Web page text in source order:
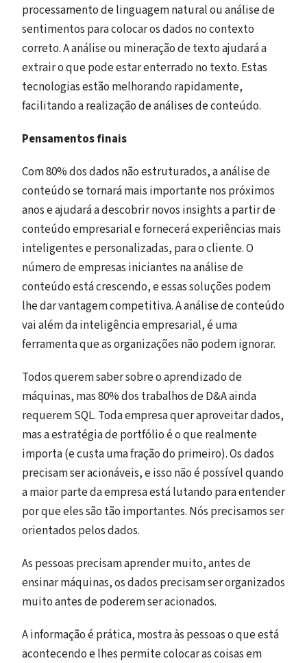
processamento de linguagem natural ou análise de
sentimentos para colocar os dados no contexto
correto. A análise ou mineração de texto ajudará a
extrair o que pode estar enterrado no texto. Estas
tecnologias estão melhorando rapidamente,
facilitando a realização de análises de conteúdo.
Pensamentos finais
Com 80% dos dados não estruturados, a análise de
conteúdo se tornará mais importante nos próximos
anos e ajudará a descobrir novos insights a partir de
conteúdo empresarial e fornecerá experiências mais
inteligentes e personalizadas, para o cliente. O
número de empresas iniciantes na análise de
conteúdo está crescendo, e essas soluções podem
lhe dar vantagem competitiva. A análise de conteúdo
vai além da inteligência empresarial, é uma
ferramenta que as organizações não podem ignorar.
Todos querem saber sobre o aprendizado de
máquinas, mas 80% dos trabalhos de D&A ainda
requerem SQL. Toda empresa quer aproveitar dados,
mas a estratégia de portfólio é o que realmente
importa (e custa uma fração do primeiro). Os dados
precisam ser acionáveis, e isso não é possível quando
a maior parte da empresa está lutando para entender
por que eles são tão importantes. Nós precisamos ser
orientados pelos dados.
As pessoas precisam aprender muito, antes de
ensinar máquinas, os dados precisam ser organizados
muito antes de poderem ser acionados.
A informação é prática, mostra às pessoas o que está
acontecendo e lhes permite colocar as coisas em